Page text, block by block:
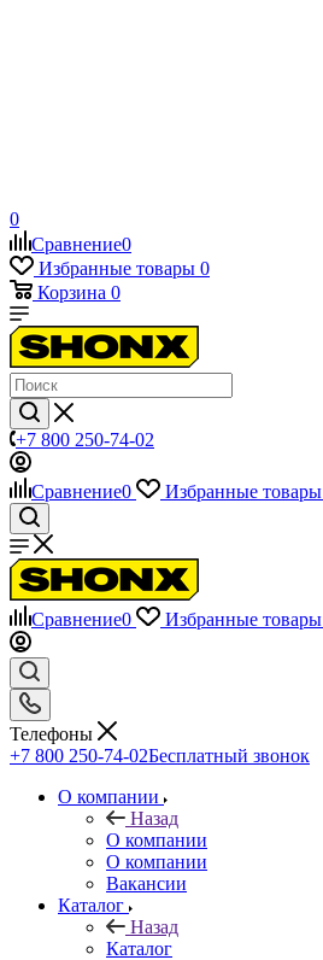
0
Сравнение0
Избранные товары 0
Корзина 0
+7 800 250-74-02
Сравнение0 Избранные товары
Сравнение0 Избранные товары
Телефоны
+7 800 250-74-02Бесплатный звонок
О компании
Назад
О компании
О компании
Вакансии
Каталог
Назад
Каталог